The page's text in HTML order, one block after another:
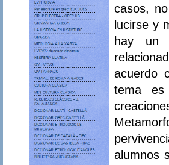
casos,
lucirse y
hay un
acuerdo
tema es
alumnos